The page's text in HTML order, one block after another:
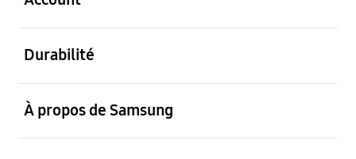
Durabilité
À propos de Samsung